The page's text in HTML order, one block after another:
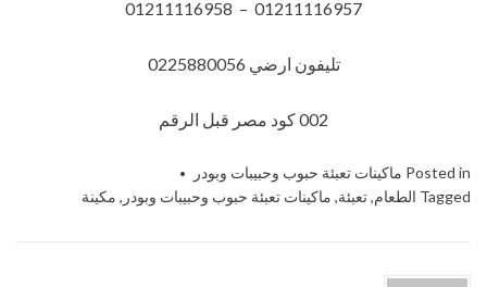
01211116957 – 01211116958
تليفون ارضي 0225880056
002 كود مصر قبل الرقم​
Posted in ماكينات تعبئة حبوب وحبيبات وبودر
Tagged الطعام,تعبئة, ماكينات تعبئة حبوب وحبيبات وبودر , مكينة